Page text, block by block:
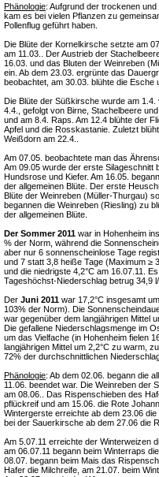
Phänologie: Aufgrund der trockenen
kam es bei vielen Pflanzen zu
Pollenflug geführt haben.
Die Blüte der Kornelkirsche setzte am
am 11.03.. Der Austrieb der
16.03. und das Bluten der Weinreben
ein. Ab dem 23.03. ergrünte das
beobachtet, am 30.03. blühte die Esche
Die Blüte der Süßkirsche wurde am
4.4., gefolgt von Birne, Stachelbeere
und am 8.4. Raps. Am 12.4 blühte der
Apfel und die Rosskastanie. Zuletzt
Weißdorn am 22.4..
Am 07.05. beobachtete man das
Am 09.05 wurde der erste Silageschnitt
Hundsrose und Kiefer. Am 16.05.
der allgemeinen Blüte. Der erste
Blüte der Weinreben (Müller-Thurgau)
begannen die Weinreben (Riesling) zu
der allgemeinen Blüte.
Der Sommer 2011 war in Hohenheim
% der Norm, während die
aber nur 6 sonnenscheinlose Tage
und 7 statt 3,8 heiße Tage (Maximum ≥
und die niedrigste 4,2°C am 16.07.11.
Tageshöchst-Niederschlag betrug 34,9
Der Juni 2011 war 17,2°C insgesamt
103% der Norm). Die
war gegenüber dem langjährigen Mittel
Die gefallene Niederschlagsmenge im
um das Vielfache (in Hohenheim fielen
langjährigen Mittel um 2,2°C zu warm,
72% der durchschnittlichen
Phänologie: Ab dem 02.06. begann die
11.06. beendet war. Die Weinreben der
am 08.06.. Das Rispenschieben des
pflückreif und am 15.06. die Rote
Wintergerste erreichte ab dem 23.06
bei der Sauerkirsche ab dem 27.06 die
Am 5.07.11 erreichte der Winterweizen
am 06.07.11 begann beim Winterraps
08.07. begann beim Mais das
Hafer die Milchreife, am 21.07. beim